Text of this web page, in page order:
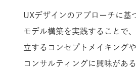
UXデザインのアプローチに基
モデル構築を実践することで
立するコンセプトメイキング
コンサルティングに興味があ